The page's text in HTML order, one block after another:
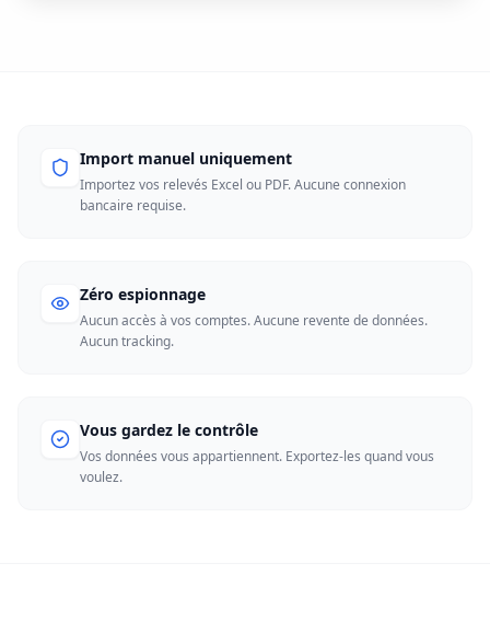
Import manuel uniquement
Importez vos relevés Excel ou PDF. Aucune connexion
bancaire requise.
Zéro espionnage
Aucun accès à vos comptes. Aucune revente de données.
Aucun tracking.
Vous gardez le contrôle
Vos données vous appartiennent. Exportez-les quand vous
voulez.